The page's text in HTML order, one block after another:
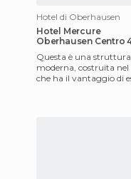
Hotel di Oberhausen
Hotel Mercure
Oberhausen Centro
Questa è una struttura
moderna, costruita nel
che ha il vantaggio di